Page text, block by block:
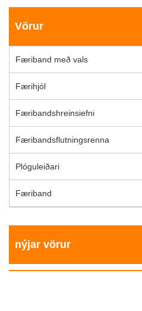
Vörur
Færiband með vals
Færihjól
Færibandshreinsiefni
Færibandsflutningsrenna
Plóguleiðari
Færiband
nýjar vörur